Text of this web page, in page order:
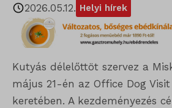
2026.05.12. Helyi hírek
Kutyás délelőttöt szervez a
május 21-én az Office Dog
keretében. A kezdeményezés